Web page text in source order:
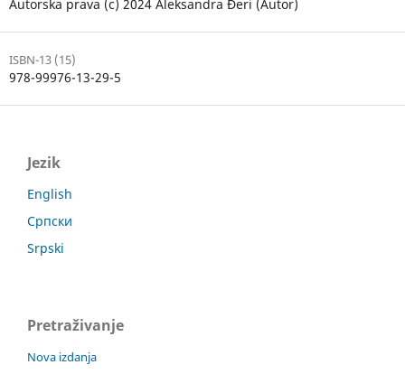
Autorska prava (c) 2024 Aleksandra Đeri (Autor)
ISBN-13 (15)
978-99976-13-29-5
Jezik
English
Српски
Srpski
Pretraživanje
Nova izdanja